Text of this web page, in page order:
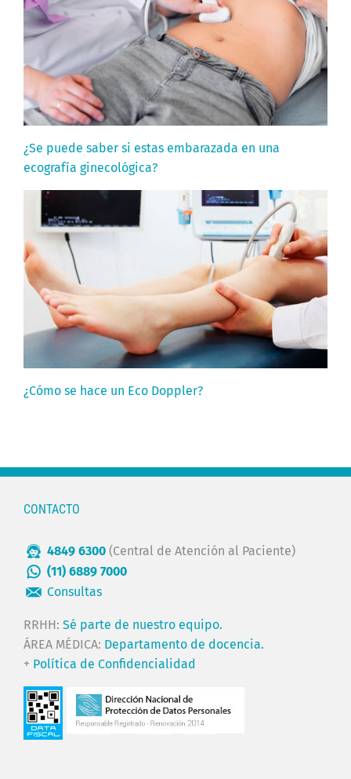
¿Se puede saber si estas embarazada en una
ecografía ginecológica?
¿Cómo se hace un Eco Doppler?
CONTACTO
4849 6300 (Central de Atención al Paciente)
(11) 6889 7000
Consultas
RRHH: Sé parte de nuestro equipo.
ÁREA MÉDICA: Departamento de docencia.
+ Política de Confidencialidad